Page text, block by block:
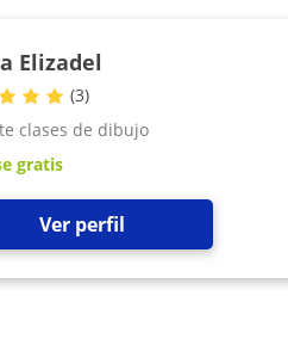
Elizadel
(3)
clases de dibujo
gratis
Ver perfil